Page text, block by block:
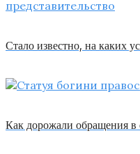
Стало известно, на каких
Как дорожали обращения в